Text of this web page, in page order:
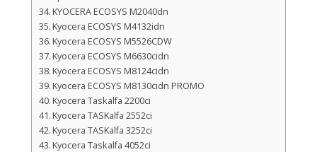
KYOCERA ECOSYS M2040dn
Kyocera ECOSYS M4132idn
Kyocera ECOSYS M5526CDW
Kyocera ECOSYS M6630cidn
Kyocera ECOSYS M8124cidn
Kyocera ECOSYS M8130cidn PROMO
Kyocera Taskalfa 2200ci
Kyocera TASKalfa 2552ci
Kyocera TASKalfa 3252ci
Kyocera Taskalfa 4052ci